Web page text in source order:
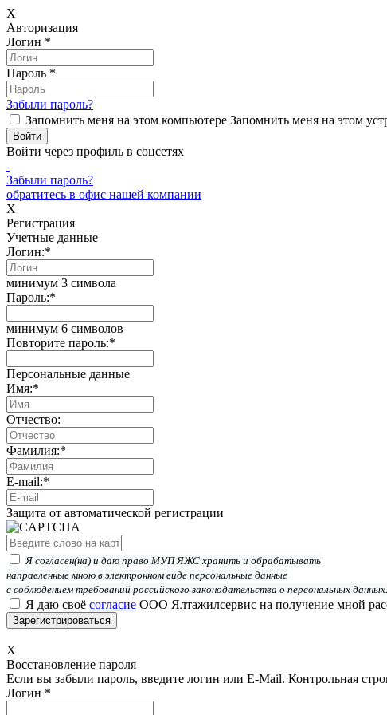
X
Авторизация
Логин *
Пароль *
Забыли пароль?
Запомнить меня на этом компьютере Запомнить меня на этом
Войти через профиль в соцсетях
Забыли пароль?
обратитесь в офис нашей компании
X
Регистрация
Учетные данные
Логин:*
минимум 3 символа
Пароль:*
минимум 6 символов
Повторите пароль:*
Персональные данные
Имя:*
Отчество:
Фамилия:*
E-mail:*
Защита от автоматической регистрации
Я согласен(на) и даю право МУП ЯЖС хранить и обрабатывать
направленные мною в электронном виде персональные данные
с соблюдением требований российского законодательства о персональных данных.
Я даю своё согласие ООО Ялтажилсервис на получение мной
X
Восстановление пароля
Если вы забыли пароль, введите логин или E-Mail. Контрольная
Логин *